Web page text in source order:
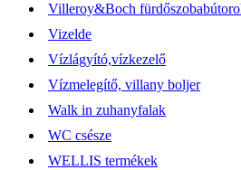
Villeroy&Boch
Vizelde
Vízlágyító,vízkezelő
Vízmelegítő, villany boljer
Walk in zuhanyfalak
WC csésze
WELLIS termékek